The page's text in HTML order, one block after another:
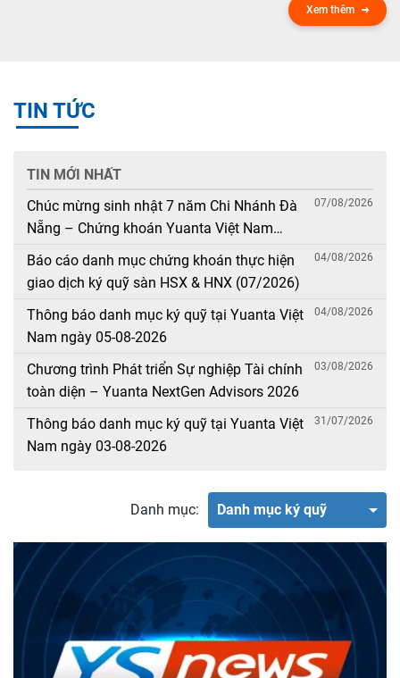
Xem thêm
TIN TỨC
TIN MỚI NHẤT
Chúc mừng sinh nhật 7 năm Chi Nhánh Đà
Nẵng – Chứng khoán Yuanta Việt Nam
(08/08/2019 – 08/08/2026)
07/08/2026
Báo cáo danh mục chứng khoán thực hiện
giao dịch ký quỹ sàn HSX & HNX (07/2026)
04/08/2026
Thông báo danh mục ký quỹ tại Yuanta Việt
Nam ngày 05-08-2026
04/08/2026
Chương trình Phát triển Sự nghiệp Tài chính
toàn diện – Yuanta NextGen Advisors 2026
03/08/2026
Thông báo danh mục ký quỹ tại Yuanta Việt
Nam ngày 03-08-2026
31/07/2026
Danh mục: Danh mục ký quỹ